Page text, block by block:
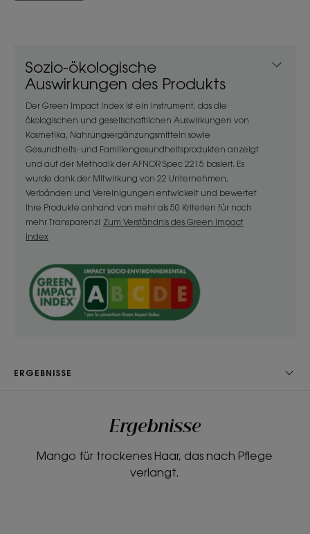
des Haares.
Nutzen
• Reinigt: das Haar sanft und liefert einen hohen
Nährwert.
• Nährt: Reich an Fettsäuren, nährt, hydratisiert,
glättet und umhüllt es die Haarfaser, ohne sie zu
beschweren.
• Schützt: Mangobutter, ein pflanzlicher Aktivstoff,
der reich an Fettsäuren ist, schützt selbst die
TEXTUR RECYCLING
Flüssige Textur.
Sozio-ökologische
Auswirkungen des Produkts
Der Green Impact Index ist ein Instrument, das die
ökologischen und gesellschaftlichen Auswirkungen von
Kosmetika, Nahrungsergänzungsmitteln sowie
Gesundheits- und Familiengesundheitsprodukten anzeigt
und auf der Methodik der AFNOR Spec 2215 basiert. Es
wurde dank der Mitwirkung von 22 Unternehmen,
Verbänden und Vereinigungen entwickelt und bewertet
Ihre Produkte anhand von mehr als 50 Kriterien für noch
mehr Transparenz! Zum Verständnis des Green Impact
Index
ERGEBNISSE
Ergebnisse
Mango für trockenes Haar, das nach Pflege
verlangt.